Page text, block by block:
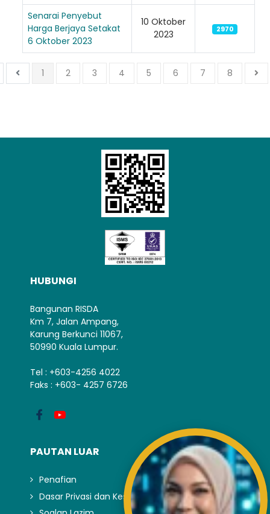
Senarai Penyebut
Harga Berjaya Setakat
6 Oktober 2023
10 Oktober
2023
2970
1 2 3 4 5 6 7 8
HUBUNGI
Bangunan RISDA
Km 7, Jalan Ampang,
Karung Berkunci 11067,
50990 Kuala Lumpur.
Tel : +603-4256 4022
Faks : +603- 4257 6726
PAUTAN LUAR
Penafian
Dasar Privasi dan Keselamatan